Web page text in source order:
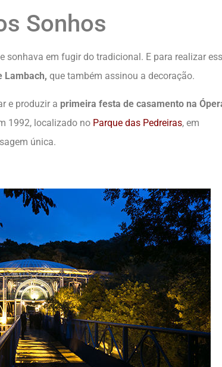
Sonhos
sonhava em fugir do tradicional. E para realizar
Lambach, que também assinou a decoração.
e produzir a primeira festa de casamento na
1992, localizado no Parque das Pedreiras, em
única.